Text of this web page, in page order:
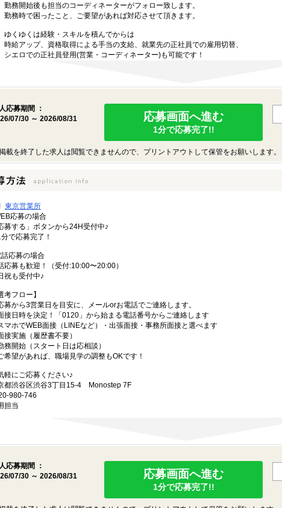
勤務開始後も担当のコーディネーターがフォロー致します。
勤務時で困ったこと、ご要望があれば対応させて頂きます。
ゆくゆくは経験・スキルを積んでからは
時給アップ、資格取得による手当の支給、就業先の正社員での雇用切替、
シエロでの正社員登用(営業・コーディネーター)も可能です！
応募期間 ：
07/30 ～ 2026/08/31
応募画面へ進む
1分で応募完了!!
載を終了した求人は閲覧できませんので、プリントアウトして保管をお願いします。
東京営業所
応募の場合
募する」ボタンから24H受付中♪
で応募完了！
応募の場合
応募も歓迎！（受付:10:00〜20:00）
祝も受付中♪
考フロー】
から3営業日を目安に、メールorお電話でご連絡します。
日時を決定！「0120」から始まる電話番号からご連絡します
マホでWEB面接（LINEなど）・出張面接・事務所面接と選べます
実施（履歴書不要）
開始（スタート日は応相談）
希望があれば、職場見学の調整もOKです！
軽にご応募ください♪
都渋谷区渋谷3丁目15-4 Monostep 7F
980-746
担当
応募期間 ：
07/30 ～ 2026/08/31
応募画面へ進む
1分で応募完了!!